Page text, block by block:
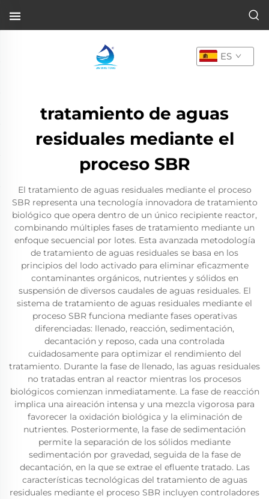
ES
tratamiento de aguas
residuales mediante el
proceso SBR
El tratamiento de aguas residuales mediante el proceso
SBR representa una tecnología innovadora de tratamiento
biológico que opera dentro de un único recipiente reactor,
combinando múltiples fases de tratamiento mediante un
enfoque secuencial por lotes. Esta avanzada metodología
de tratamiento de aguas residuales se basa en los
principios del lodo activado para eliminar eficazmente
contaminantes orgánicos, nutrientes y sólidos en
suspensión de diversos caudales de aguas residuales. El
sistema de tratamiento de aguas residuales mediante el
proceso SBR funciona mediante fases operativas
diferenciadas: llenado, reacción, sedimentación,
decantación y reposo, cada una controlada
cuidadosamente para optimizar el rendimiento del
tratamiento. Durante la fase de llenado, las aguas residuales
no tratadas entran al reactor mientras los procesos
biológicos comienzan inmediatamente. La fase de reacción
implica una aireación intensa y una mezcla vigorosa para
favorecer la oxidación biológica y la eliminación de
nutrientes. Posteriormente, la fase de sedimentación
permite la separación de los sólidos mediante
sedimentación por gravedad, seguida de la fase de
decantación, en la que se extrae el efluente tratado. Las
características tecnológicas del tratamiento de aguas
residuales mediante el proceso SBR incluyen controladores